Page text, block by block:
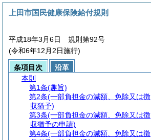
上田市国民健康保険給付規則
平成18年3月6日 規則第92号
(令和6年12月2日施行)
条項目次
沿革
本則
第1条(趣旨)
第2条(一部負担金の減額、免除又は徴
収猶予)
第3条(一部負担金の減額、免除又は徴
収猶予の申請)
第4条(一部負担金の減額、免除又は徴